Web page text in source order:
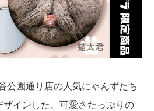
公園通り店の人気にゃんずたち
ザインした、可愛さたっぷりの